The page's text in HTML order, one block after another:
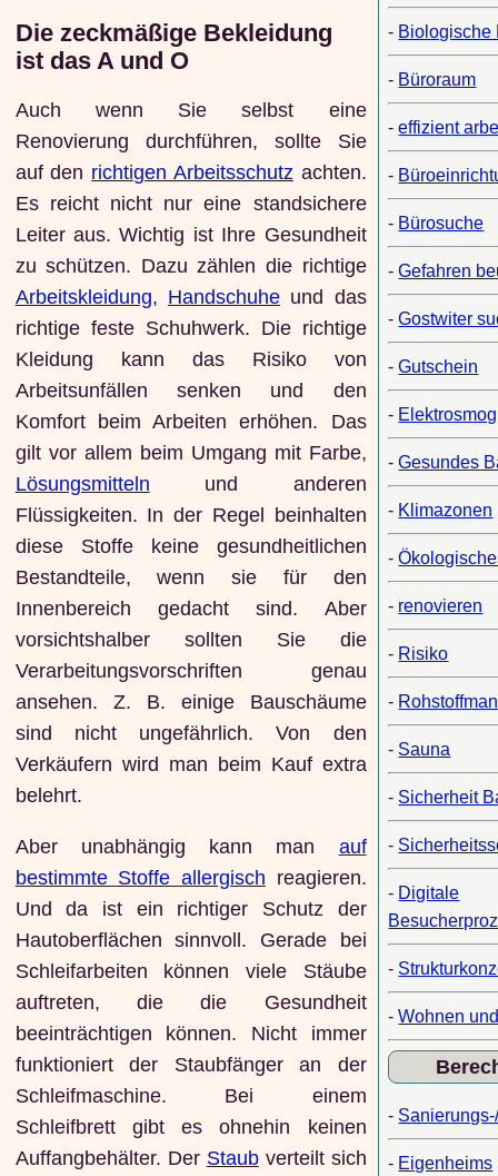
Die zeckmäßige Bekleidung
ist das A und O
Auch wenn Sie selbst eine
Renovierung durchführen, sollte Sie
auf den richtigen Arbeitsschutzachten.
Es reicht nicht nur eine standsichere
Leiter aus. Wichtig ist Ihre Gesundheit
zu schützen. Dazu zählen die richtige
Arbeitskleidung, Handschuhe und das
richtige feste Schuhwerk. Die richtige
Kleidung kann das Risiko von
Arbeitsunfällen senken und den
Komfort beim Arbeiten erhöhen. Das
gilt vor allem beim Umgang mit Farbe,
Lösungsmitteln und anderen
Flüssigkeiten. In der Regel beinhalten
diese Stoffe keine gesundheitlichen
Bestandteile, wenn sie für den
Innenbereich gedacht sind. Aber
vorsichtshalber sollten Sie die
Verarbeitungsvorschriften genau
ansehen. Z. B. einige Bauschäume
sind nicht ungefährlich. Von den
Verkäufern wird man beim Kauf extra
belehrt.
Aber unabhängig kann man auf
bestimmte Stoffe allergisch reagieren.
Und da ist ein richtiger Schutz der
Hautoberflächen sinnvoll. Gerade bei
Schleifarbeiten können viele Stäube
auftreten, die die Gesundheit
beeinträchtigen können. Nicht immer
funktioniert der Staubfänger an der
Schleifmaschine. Bei einem
Schleifbrett gibt es ohnehin keinen
Auffangbehälter. Der Staubverteilt sich
- Biologische
- Büroraum
-effizient
-
- Bürosuche
-Gefahren
-Gostwiter
-Gutschein
- Elektrosmog
-Gesundes
- Klimazonen
-
- renovieren
- Risiko
-
- Sauna
- Sicherheit
-
- Digitale
-
-Wohnen
-
- Eigenheims